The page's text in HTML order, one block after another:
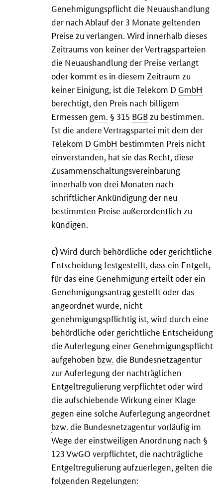
Genehmigungspflicht die Neuaushandlung
der nach Ablauf der 3 Monate geltenden
Preise zu verlangen. Wird innerhalb dieses
Zeitraums von keiner der Vertragsparteien
die Neuaushandlung der Preise verlangt
oder kommt es in diesem Zeitraum zu
keiner Einigung, ist die Telekom D GmbH
berechtigt, den Preis nach billigem
Ermessen gem. § 315 BGB zu bestimmen.
Ist die andere Vertragspartei mit dem der
Telekom D GmbH bestimmten Preis nicht
einverstanden, hat sie das Recht, diese
Zusammenschaltungsvereinbarung
innerhalb von drei Monaten nach
schriftlicher Ankündigung der neu
bestimmten Preise außerordentlich zu
kündigen.
c)Wird durch behördliche oder gerichtliche
Entscheidung festgestellt, dass ein Entgelt,
für das eine Genehmigung erteilt oder ein
Genehmigungsantrag gestellt oder das
angeordnet wurde, nicht
genehmigungspflichtig ist, wird durch eine
behördliche oder gerichtliche Entscheidung
die Auferlegung einer Genehmigungspflicht
aufgehoben bzw. die Bundesnetzagentur
zur Auferlegung der nachträglichen
Entgeltregulierung verpflichtet oder wird
die aufschiebende Wirkung einer Klage
gegen eine solche Auferlegung angeordnet
bzw. die Bundesnetzagentur vorläufig im
Wege der einstweiligen Anordnung nach §
123 VwGO verpflichtet, die nachträgliche
Entgeltregulierung aufzuerlegen, gelten die
folgenden Regelungen: